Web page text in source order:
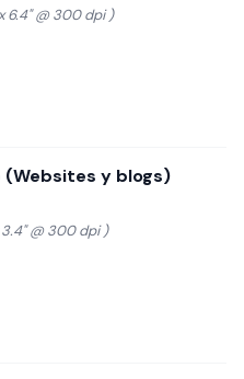
6.4" @ 300 dpi )
(Websites y blogs)
3.4" @ 300 dpi )